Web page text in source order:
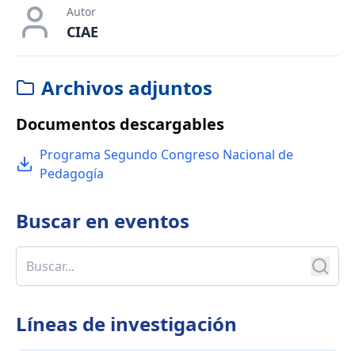
Autor
CIAE
Archivos adjuntos
Documentos descargables
Programa Segundo Congreso Nacional de
Pedagogía
Buscar en eventos
Líneas de investigación